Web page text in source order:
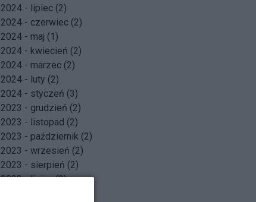
2024 - lipiec (2)
2024 - czerwiec (2)
2024 - maj (1)
2024 - kwiecień (2)
2024 - marzec (2)
2024 - luty (2)
2024 - styczeń (3)
2023 - grudzień (2)
2023 - listopad (2)
2023 - październik (2)
2023 - wrzesień (2)
2023 - sierpień (2)
2023 - lipiec (2)